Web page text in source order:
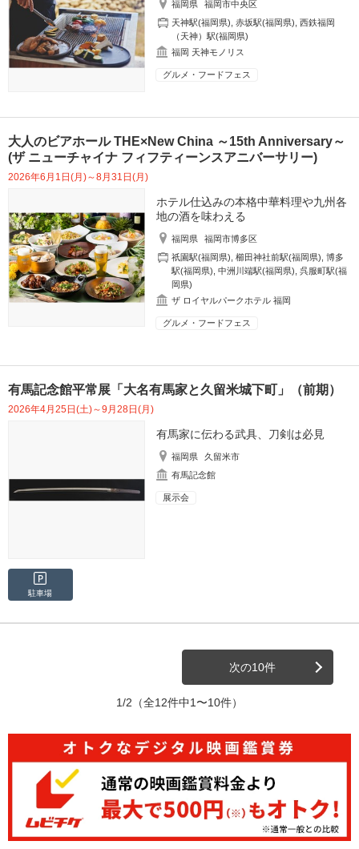
福岡県
福岡市中央区
天神駅(福岡県) ,赤坂駅(福岡県) ,西鉄福岡
（天神）駅(福岡県)
福岡 天神モノリス
グルメ・フードフェス
大人のビアホール THE×New China ～15th Anniversary～
(ザ ニューチャイナ フィフティーンスアニバーサリー)
2026年6月1日(月)～8月31日(月)
ホテル仕込みの本格中華料理や九州各
地の酒を味わえる
福岡県
福岡市博多区
祇園駅(福岡県) ,櫛田神社前駅(福岡県) ,博多
駅(福岡県) ,中洲川端駅(福岡県) ,呉服町駅(福
岡県)
ザ ロイヤルパークホテル 福岡
グルメ・フードフェス
有馬記念館平常展「大名有馬家と久留米城下町」（前期）
2026年4月25日(土)～9月28日(月)
有馬家に伝わる武具、刀剣は必見
福岡県
久留米市
有馬記念館
展示会
駐車場
次の10件
1/2 （全12件中1〜10件）